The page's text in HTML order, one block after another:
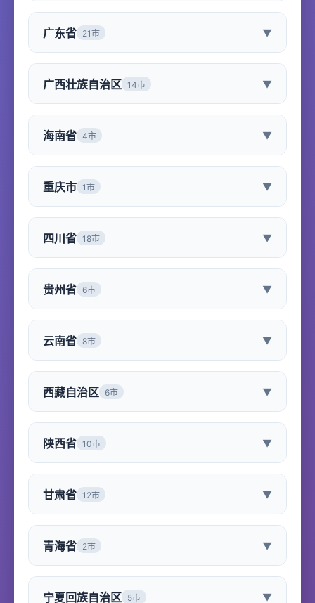
广东省 21市 ▼
广西壮族自治区 14市 ▼
海南省 4市 ▼
重庆市 1市 ▼
四川省 18市 ▼
贵州省 6市 ▼
云南省 8市 ▼
西藏自治区 6市 ▼
陕西省 10市 ▼
甘肃省 12市 ▼
青海省 2市 ▼
宁夏回族自治区 5市 ▼